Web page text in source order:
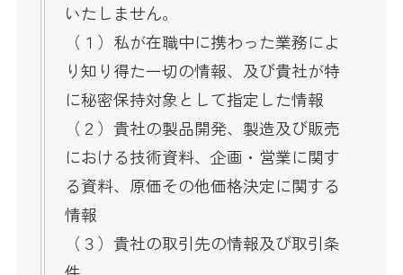
いたしません。
（１）私が在職中に携わった業務によ
り知り得た一切の情報、及び貴社が特
に秘密保持対象として指定した情報
（２）貴社の製品開発、製造及び販売
における技術資料、企画・営業に関す
る資料、原価その他価格決定に関する
情報
（３）貴社の取引先の情報及び取引条